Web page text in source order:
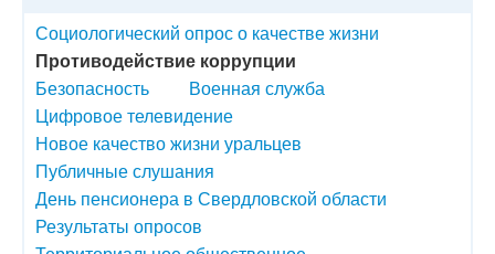
Социологический опрос о качестве жизни
Противодействие коррупции
Безопасность
Военная служба
Цифровое телевидение
Новое качество жизни уральцев
Публичные слушания
День пенсионера в Свердловской области
Результаты опросов